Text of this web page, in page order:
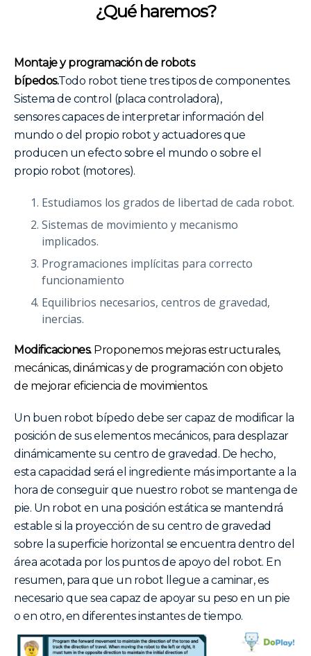
¿Qué haremos?
Montaje y programación de robots
bípedos.Todo robot tiene tres tipos de componentes.
Sistema de control (placa controladora),
sensores capaces de interpretar información del
mundo o del propio robot y actuadores que
producen un efecto sobre el mundo o sobre el
propio robot (motores).
Estudiamos los grados de libertad de cada robot.
Sistemas de movimiento y mecanismo
implicados.
Programaciones implícitas para correcto
funcionamiento
Equilibrios necesarios, centros de gravedad,
inercias.
Modificaciones.Proponemos mejoras estructurales,
mecánicas, dinámicas y de programación con objeto
de mejorar eficiencia de movimientos.
Un buen robot bípedo debe ser capaz de modificar la
posición de sus elementos mecánicos, para desplazar
dinámicamente su centro de gravedad. De hecho,
esta capacidad será el ingrediente más importante a la
hora de conseguir que nuestro robot se mantenga de
pie. Un robot en una posición estática se mantendrá
estable si la proyección de su centro de gravedad
sobre la superficie horizontal se encuentra dentro del
área acotada por los puntos de apoyo del robot. En
resumen, para que un robot llegue a caminar, es
necesario que sea capaz de apoyar su peso en un pie
o en otro, en diferentes instantes de tiempo.